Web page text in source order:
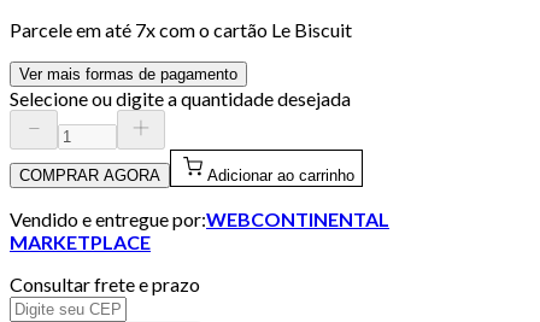
Parcele em até 7x com o cartão Le Biscuit
Ver mais formas de pagamento
Selecione ou digite a quantidade desejada
COMPRAR AGORA Adicionar ao carrinho
Vendido e entregue por:WEBCONTINENTAL
MARKETPLACE
Consultar frete e prazo